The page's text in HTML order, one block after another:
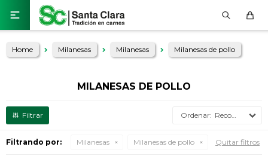

Home Milanesas Milanesas Milanesas de pollo
MILANESAS DE POLLO
Recomendados
Filtrando por: Milanesas Milanesas de pollo Quitar filtros